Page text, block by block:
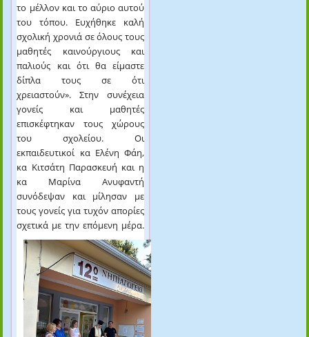
το μέλλον και το αύριο αυτού
του τόπου. Ευχήθηκε καλή
σχολική χρονιά σε όλους τους
μαθητές καινούργιους και
παλιούς και ότι θα είμαστε
δίπλα τους σε ότι
χρειαστούν». Στην συνέχεια
γονείς και μαθητές
επισκέφτηκαν τους χώρους
του σχολείου. Οι
εκπαιδευτικοί κα Ελένη Φάη,
κα Κιτσάτη Παρασκευή και η
κα Μαρίνα Ανυφαντή
συνόδεψαν και μίλησαν με
τους γονείς για τυχόν απορίες
σχετικά με την επόμενη μέρα.